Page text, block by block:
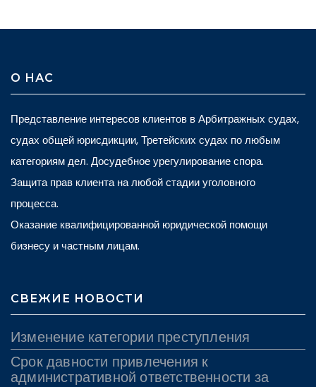
О НАС
Представление интересов клиентов в Арбитражных судах,
судах общей юрисдикции, Третейских судах по любым
категориям дел. Досудебное урегулирование спора.
Защита прав клиента на любой стадии уголовного
процесса.
Оказание квалифицированной юридической помощи
бизнесу и частным лицам.
СВЕЖИЕ НОВОСТИ
Изменение категории преступления
Срок давности привлечения к
административной ответственности за